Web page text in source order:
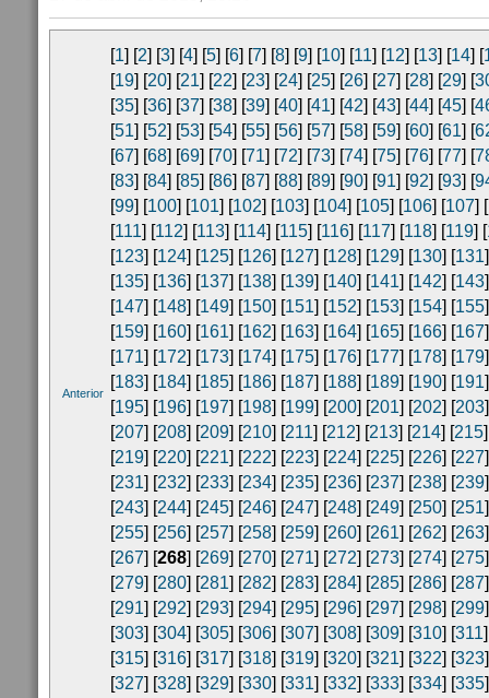
Anterior
[1] [2] [3] [4] [5] [6] [7] [8] [9] [10] [11] [12] [13] [14] [
[19] [20] [21] [22] [23] [24] [25] [26] [27] [28] [29] [
[35] [36] [37] [38] [39] [40] [41] [42] [43] [44] [45] [
[51] [52] [53] [54] [55] [56] [57] [58] [59] [60] [61] [
[67] [68] [69] [70] [71] [72] [73] [74] [75] [76] [77] [
[83] [84] [85] [86] [87] [88] [89] [90] [91] [92] [93] [
[99] [100] [101] [102] [103] [104] [105] [106] [107] [
[111] [112] [113] [114] [115] [116] [117] [118] [119] [
[123] [124] [125] [126] [127] [128] [129] [130] [131
[135] [136] [137] [138] [139] [140] [141] [142] [143
[147] [148] [149] [150] [151] [152] [153] [154] [155
[159] [160] [161] [162] [163] [164] [165] [166] [167
[171] [172] [173] [174] [175] [176] [177] [178] [179
[183] [184] [185] [186] [187] [188] [189] [190] [191
[195] [196] [197] [198] [199] [200] [201] [202] [203
[207] [208] [209] [210] [211] [212] [213] [214] [215
[219] [220] [221] [222] [223] [224] [225] [226] [227
[231] [232] [233] [234] [235] [236] [237] [238] [239
[243] [244] [245] [246] [247] [248] [249] [250] [251
[255] [256] [257] [258] [259] [260] [261] [262] [263
[267] [268] [269] [270] [271] [272] [273] [274] [275
[279] [280] [281] [282] [283] [284] [285] [286] [287
[291] [292] [293] [294] [295] [296] [297] [298] [299
[303] [304] [305] [306] [307] [308] [309] [310] [311
[315] [316] [317] [318] [319] [320] [321] [322] [323
[327] [328] [329] [330] [331] [332] [333] [334] [335